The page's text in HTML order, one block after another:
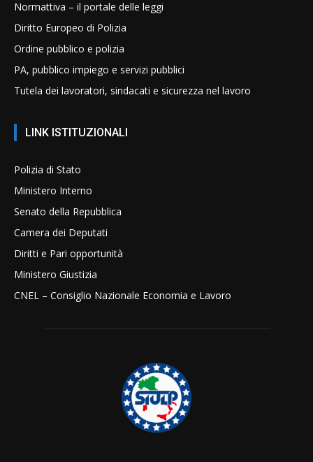
Normattiva – il portale delle leggi
Diritto Europeo di Polizia
Ordine pubblico e polizia
PA, pubblico impiego e servizi pubblici
Tutela dei lavoratori, sindacati e sicurezza nel lavoro
LINK ISTITUZIONALI
Polizia di Stato
Ministero Interno
Senato della Repubblica
Camera dei Deputati
Diritti e Pari opportunità
Ministero Giustizia
CNEL – Consiglio Nazionale Economia e Lavoro